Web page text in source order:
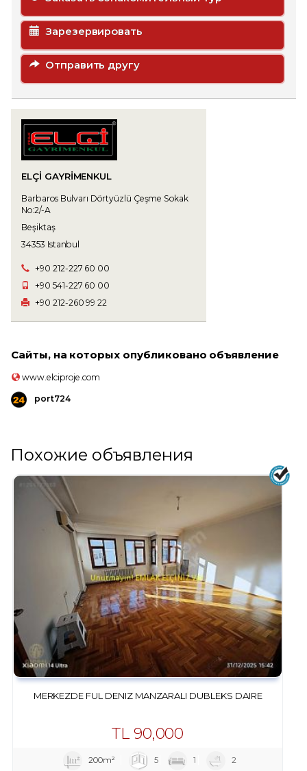
Зарезервировать
Отправить другу
ELÇİ GAYRİMENKUL
Barbaros Bulvarı Dörtyüzlü Çeşme Sokak
No:2/-A
Beşiktaş
34353 Istanbul
+90 212-227 60 00
+90 541-227 60 00
+90 212-260 99 22
Сайты, на которых опубликовано объявление
www.elciproje.com
port724
Похожие объявления
MERKEZDE FUL DENIZ MANZARALI DUBLEKS DAIRE
TL90,000
200m² 5 1 2